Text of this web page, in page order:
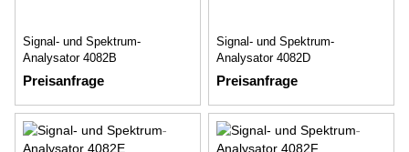
Signal- und Spektrum-
Analysator 4082B
Preisanfrage
Signal- und Spektrum-
Analysator 4082D
Preisanfrage